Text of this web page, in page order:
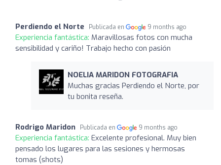
Perdiendo el Norte Publicada en 9 months ago
Experiencia fantástica: Maravillosas fotos con mucha
sensibilidad y cariño! Trabajo hecho con pasión
NOELIA MARIDON FOTOGRAFIA
Muchas gracias Perdiendo el Norte, por
tu bonita reseña.
Rodrigo Maridon Publicada en 9 months ago
Experiencia fantástica: Excelente profesional. Muy bien
pensado los lugares para las sesiones y hermosas
tomas (shots)